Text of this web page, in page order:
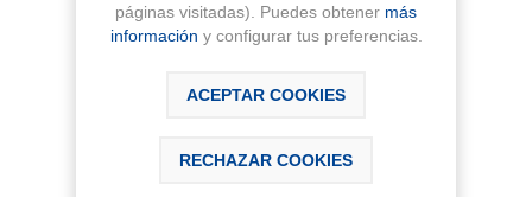
páginas visitadas). Puedes obtener más
información y configurar tus preferencias.
ACEPTAR COOKIES
RECHAZAR COOKIES